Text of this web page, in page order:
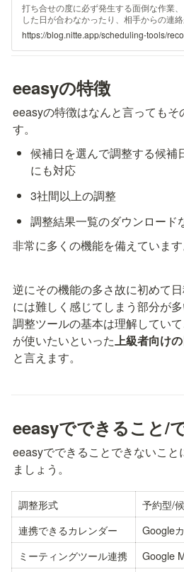
打ち合せの度に必ず発生する面倒な作業
した日が合わなかったり、相手からの連
当にイライラしてしまいますよね。 この
かかる手間を全て自動化してくれる話題の
ついて徹底解説 していきます！ これを読
https://blog.nitte.app/scheduling-tools/
eeasyの特徴
eeasyの特徴はなんと言ってもそ
す。
候補日を選んで調整する候補
にも対応
3社間以上の調整
調整結果一覧のダウンロード
非常に多くの機能を備えています
逆にその機能の多さ故に初めて
には難しく感じてしまう部分が
調整ツールの基本は理解してい
が使いたいといった上級者向け
と言えます。
eeasyでできること/
eeasyでできることできないこと
ましょう。
調整形式
予約型/
連携できるカレンダー
Google
ミーティングツール連携
Google